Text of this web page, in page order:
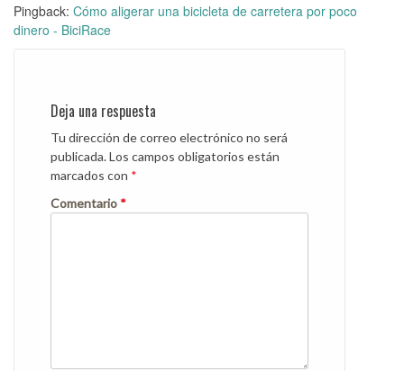
Pingback: Cómo aligerar una bicicleta de carretera por poco
dinero - BiciRace
Deja una respuesta
Tu dirección de correo electrónico no será
publicada.Los campos obligatorios están
marcados con *
Comentario *